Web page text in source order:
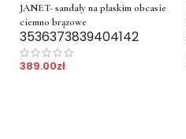
JANET- sandały na płaskim obcasie
ciemno brązowe
3536373839404142
389.00zł